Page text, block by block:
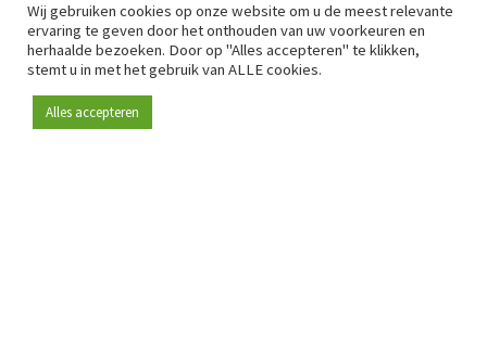
Wij gebruiken cookies op onze website om u de meest relevante
ervaring te geven door het onthouden van uw voorkeuren en
herhaalde bezoeken. Door op "Alles accepteren" te klikken,
stemt u in met het gebruik van ALLE cookies.
Alles accepteren